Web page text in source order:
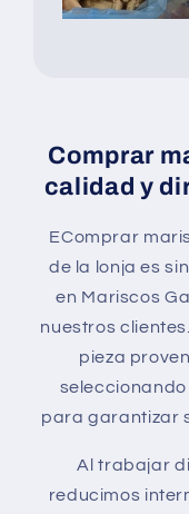
Comprar
calidad y
EComprar
de la lonja es
en Mariscos
nuestros
pieza
para garantizar
Al trabajar
reducimos